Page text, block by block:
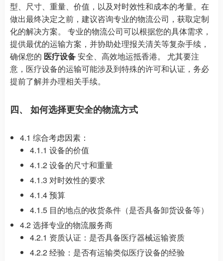
型、尺寸、重量、价值，以及对时效性和成本的考量。在
做出最终决定之前，建议咨询专业的物流公司，获取定制
化的解决方案。 专业的物流公司可以根据您的具体需求，
提供最优的运输方案，并协助处理报关清关等复杂手续，
确保您的 医疗设备安全、高效地运抵香港。 尤其要注
意，医疗设备的运输可能涉及到特殊的许可和认证，务必
提前了解并办理相关手续。
四、 如何选择更安全的物流方式
4.1 综合考虑因素：
4.1.1 设备的价值
4.1.2 设备的尺寸和重量
4.1.3 对时效性的要求
4.1.4 预算
4.1.5 目的地点的收货条件（是否具备卸货设备等）
4.2 选择专业的物流服务商
4.2.1 资质认证：是否具备医疗器械运输资质
4.2.2 经验：是否有运输类似医疗设备的经验